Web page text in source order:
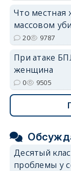
Что местная
массовом
20 9787
При атаке
женщина
0 9505
Десятый
проблемы у